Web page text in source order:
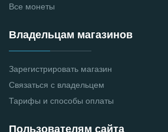
Все монеты
Владельцам магазинов
Зарегистрировать магазин
Связаться с владельцем
Тарифы и способы оплаты
Пользователям сайта